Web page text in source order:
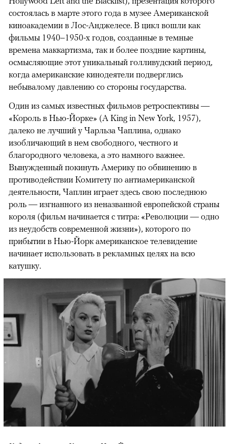
состоялась в марте этого года в музее Американской
киноакадемии в Лос-Анджелесе. В цикл вошли как
фильмы 1940–1950-х годов, созданные в темные
времена маккартизма, так и более поздние картины,
осмысляющие этот уникальный голливудский период,
когда американские кинодеятели подверглись
небывалому давлению со стороны государства.
Один из самых известных фильмов ретроспективы —
«Король в Нью-Йорке» (A King in New York, 1957),
далеко не лучший у Чарльза Чаплина, однако
изобличающий в нем свободного, честного и
благородного человека, а это намного важнее.
Вынужденный покинуть Америку по обвинению в
противодействии Комитету по антиамериканской
деятельности, Чаплин играет здесь свою последнюю
роль — изгнанного из неназванной европейской страны
короля (фильм начинается с титра: «Революции — одно
из неудобств современной жизни»), которого по
прибытии в Нью-Йорк американское телевидение
начинает использовать в рекламных целях на всю
катушку.